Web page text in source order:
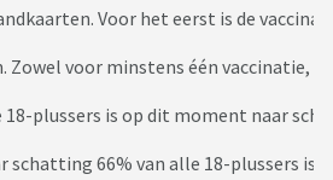
Voor het eerst is de
Zowel voor minstens één vaccinatie,
18-plussers is op dit moment naar
schatting 66% van alle 18-plussers is